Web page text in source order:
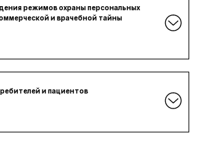
режимов охраны персональных
и врачебной тайны
и пациентов